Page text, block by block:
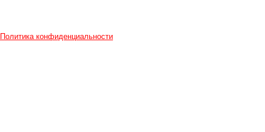
Политика конфиденциальности